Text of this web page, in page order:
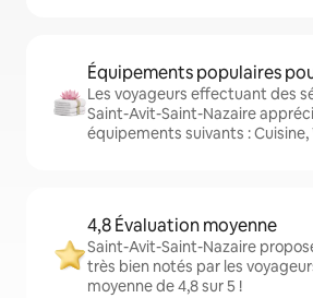
Équipements populaires
Les voyageurs effectuant des
Saint-Avit-Saint-Nazaire
équipements suivants :
4,8 Évaluation moyenne
Saint-Avit-Saint-Nazaire
très bien notés par les
moyenne de 4,8 sur 5 !